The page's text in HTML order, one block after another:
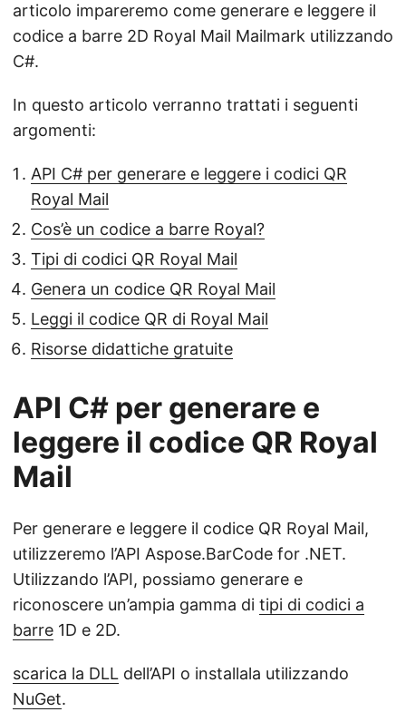
e
articolo impareremo come generare e leggere il
codice a barre 2D Royal Mail Mailmark utilizzando
C#.
In questo articolo verranno trattati i seguenti
argomenti:
API C# per generare e leggere i codici QR
Royal Mail
Cos’è un codice a barre Royal?
Tipi di codici QR Royal Mail
Genera un codice QR Royal Mail
Leggi il codice QR di Royal Mail
Risorse didattiche gratuite
API C# per generare e
leggere il codice QR Royal
Mail
Per generare e leggere il codice QR Royal Mail,
utilizzeremo l’API Aspose.BarCode for .NET.
Utilizzando l’API, possiamo generare e
riconoscere un’ampia gamma di tipi di codici a
barre 1D e 2D.
scarica la DLL dell’API o installala utilizzando
NuGet.